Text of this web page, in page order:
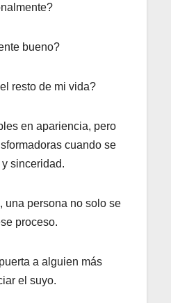
bueno?
resto de mi vida?
en apariencia, pero
cuando se
sinceridad.
una persona no solo se
proceso.
a alguien más
el suyo.